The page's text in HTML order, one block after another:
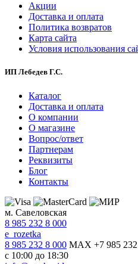
Акции
Доставка и оплата
Политика возвратов
Карта сайта
Условия использования
ИП Лебедев Г.С.
Каталог
Доставка и оплата
О компании
О магазине
Вопрос/ответ
Партнерам
Реквизиты
Блог
Контакты
м. Савеловская
8 985 232 8 000
e_rozetka
8 985 232 8 000 MAX +7 985
с 10:00 до 18:30